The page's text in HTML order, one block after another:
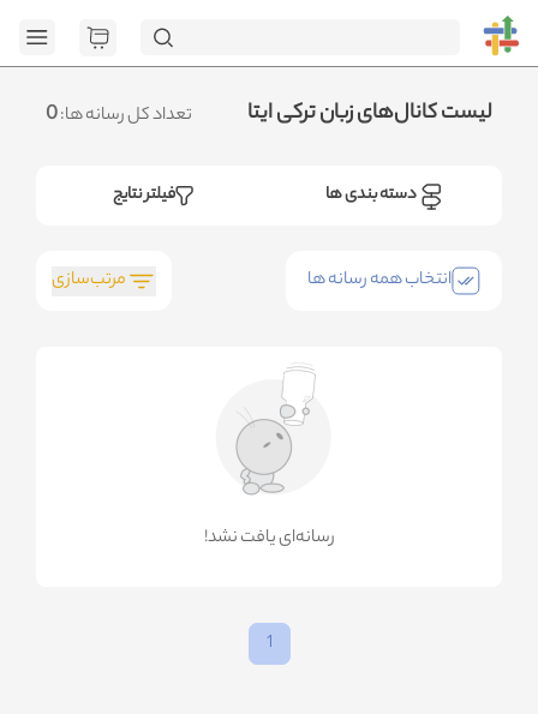
تعداد کل رسانه ها:0 لیست کانال‌های زبان ترکی ایتا
فیلتر نتایج دسته بندی ها
مرتب‌سازی انتخاب همه رسانه ها
!رسانه‌ای یافت نشد
1
[GET] "https://
<no
.متوجه شدم